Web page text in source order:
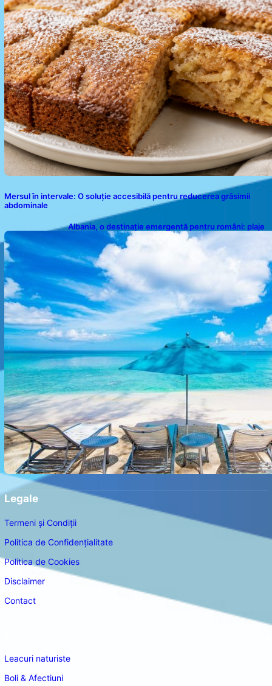
Mersul în intervale: O soluție accesibilă pentru reducerea grăsimii
abdominale
Albania, o destinație emergentă pentru români: plaje
spectaculoase, ape turcoaz și prețuri accesibile
Legale
Termeni și Condiții
Politica de Confidențialitate
Politica de Cookies
Disclaimer
Contact
Leacuri naturiste
Boli & Afectiuni